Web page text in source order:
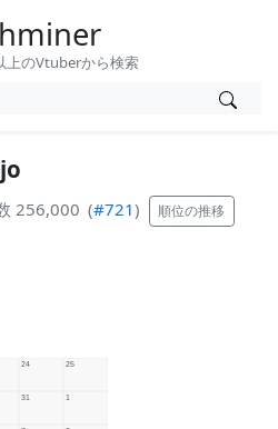
のVtuberから検索
256,000 (#721) 順位の推移